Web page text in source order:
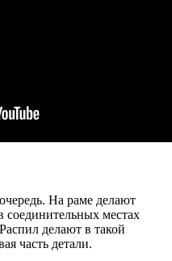
На раме делают
соединительных местах
делают в такой
часть детали.